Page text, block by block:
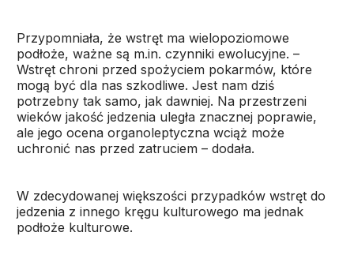
Przypomniała, że wstręt ma wielopoziomowe
podłoże, ważne są m.in. czynniki ewolucyjne. –
Wstręt chroni przed spożyciem pokarmów, które
mogą być dla nas szkodliwe. Jest nam dziś
potrzebny tak samo, jak dawniej. Na przestrzeni
wieków jakość jedzenia uległa znacznej poprawie,
ale jego ocena organoleptyczna wciąż może
uchronić nas przed zatruciem – dodała.
W zdecydowanej większości przypadków wstręt do
jedzenia z innego kręgu kulturowego ma jednak
podłoże kulturowe.